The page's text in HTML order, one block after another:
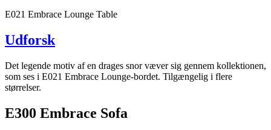
E021 Embrace Lounge Table
Udforsk
Det legende motiv af en drages snor væver sig gennem kollektionen,
som ses i E021 Embrace Lounge-bordet. Tilgængelig i flere
størrelser.
E300 Embrace Sofa